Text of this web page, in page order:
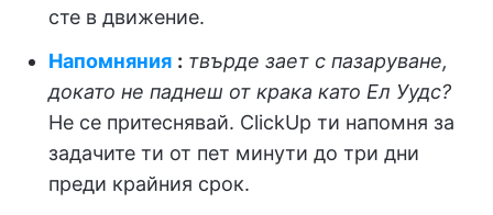
сте в движение.
Напомняния : твърде зает с пазаруване,
докато не паднеш от крака като Ел Уудс?
Не се притеснявай. ClickUp ти напомня за
задачите ти от пет минути до три дни
преди крайния срок.